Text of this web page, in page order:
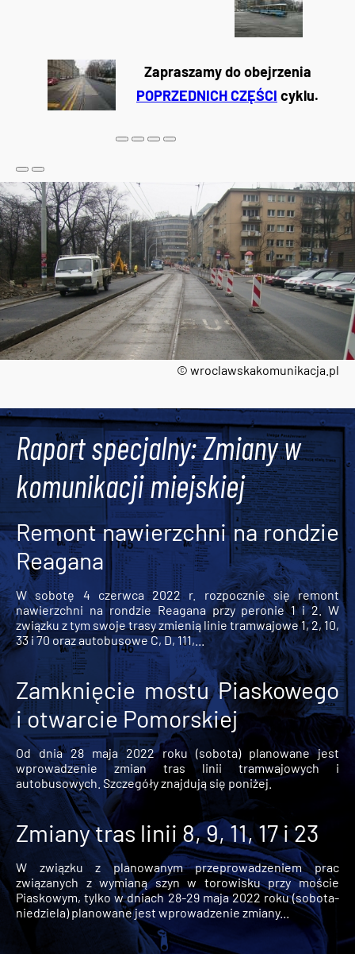
© wroclawskakomunikacja.pl
Zapraszamy do obejrzenia
POPRZEDNICH CZĘŚCI cyklu.
Raport specjalny: Zmiany w
komunikacji miejskiej
Remont nawierzchni na rondzie
Reagana
W sobotę 4 czerwca 2022 r. rozpocznie się remont
nawierzchni na rondzie Reagana przy peronie 1 i 2. W
związku z tym swoje trasy zmienią linie tramwajowe 1, 2, 10,
33 i 70 oraz autobusowe C, D, 111,...
Zamknięcie mostu Piaskowego
i otwarcie Pomorskiej
Od dnia 28 maja 2022 roku (sobota) planowane jest
wprowadzenie zmian tras linii tramwajowych i
autobusowych. Szczegóły znajdują się poniżej.
Zmiany tras linii 8, 9, 11, 17 i 23
W związku z planowanym przeprowadzeniem prac
związanych z wymianą szyn w torowisku przy moście
Piaskowym, tylko w dniach 28-29 maja 2022 roku (sobota-
niedziela) planowane jest wprowadzenie zmiany...